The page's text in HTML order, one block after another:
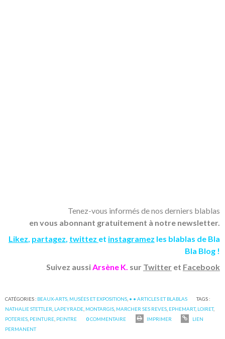
Tenez-vous informés de nos derniers blablas
en vous abonnant gratuitement à notre newsletter.
Likez, partagez, twittez et instagramez les blablas de Bla
Bla Blog !
Suivez aussiArsène K. sur Twitter et Facebook
CATÉGORIES : BEAUX-ARTS, MUSÉES ET EXPOSITIONS • • ARTICLES ET BLABLAS
TAGS :
NATHALIE STETTLER LAPEYRADE MONTARGIS MARCHER SES REVES EPHEMART, LOIRET,
POTERIES PEINTURE PEINTRE 0COMMENTAIRE IMPRIMER
LIEN
PERMANENT